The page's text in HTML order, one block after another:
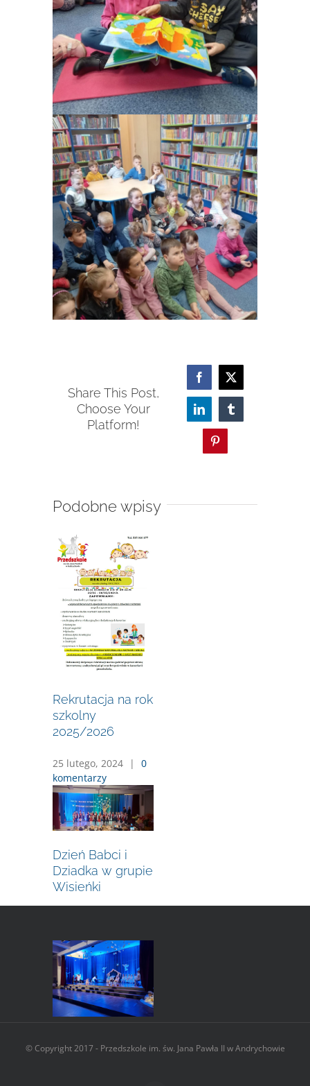
Share This Post,
Choose Your
Platform!
Facebook
LinkedIn
Podobne wpisy
Rekrutacja na rok
szkolny
2025/2026
25 lutego, 2024 |
0
komentarzy
Dzień Babci i
Dziadka w grupie
Wisieńki
Dziadka w grupie
© Copyright 2017 - Przedszkole im. św. Jana Pawła II w Andrychowie